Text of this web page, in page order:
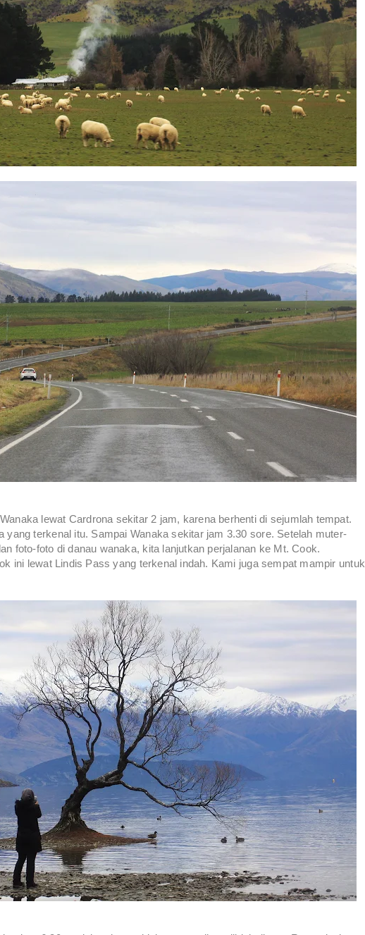
lewat Cardrona sekitar 2 jam, karena berhenti di sejumlah tempat.
yang terkenal itu. Sampai Wanaka sekitar jam 3.30 sore. Setelah muter-
foto-foto di danau wanaka, kita lanjutkan perjalanan ke Mt. Cook.
ini lewat Lindis Pass yang terkenal indah. Kami juga sempat mampir untuk